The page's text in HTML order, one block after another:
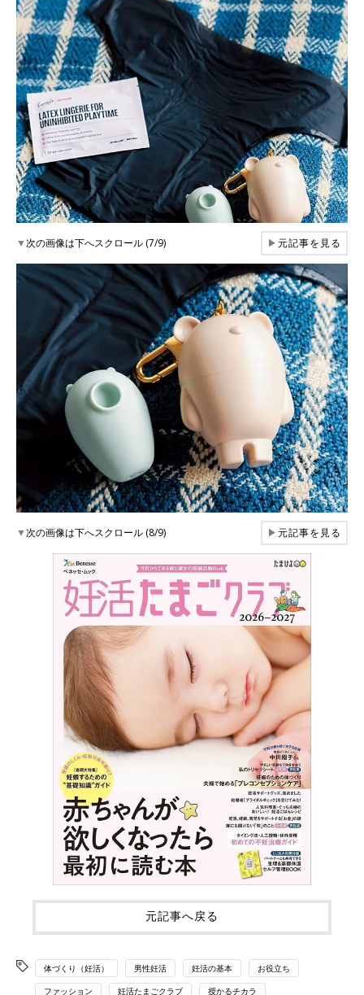
▼次の画像は下へスクロール (7/9) ▶元記事を見る
▼次の画像は下へスクロール (8/9) ▶元記事を見る
元記事へ戻る
体づくり（妊活） 男性妊活 妊活の基本 お役立ち
ファッション 妊活たまごクラブ 授かるチカラ